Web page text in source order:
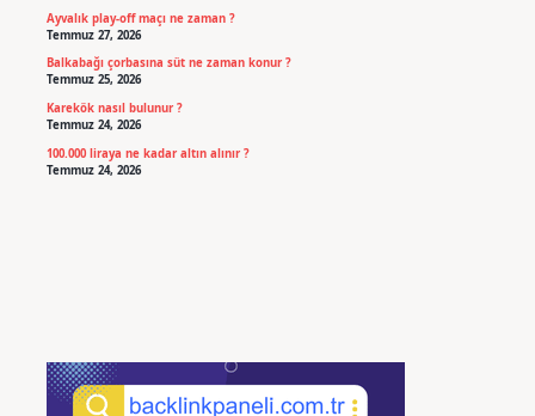
Ayvalık play-off maçı ne zaman ?
Temmuz 27, 2026
Balkabağı çorbasına süt ne zaman konur ?
Temmuz 25, 2026
Karekök nasıl bulunur ?
Temmuz 24, 2026
100.000 liraya ne kadar altın alınır ?
Temmuz 24, 2026